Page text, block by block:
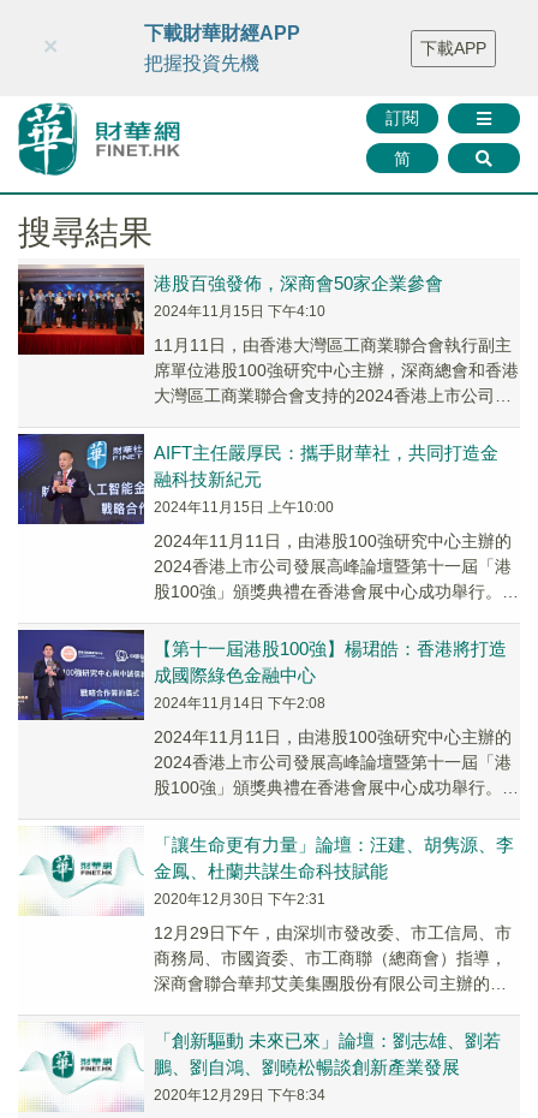
財華智庫網 FINTV FINMETA 財華證券 媒體矩陣
智庫沙龍
聯絡我們
訂閱
简
×
下載財華財經APP
把握投資先機
下載APP
搜尋結果
港股百強發佈，深商會50家企業參會
2024年11月15日 下午4:10
11月11日，由香港大灣區工商業聯合會執行副主
席單位港股100強研究中心主辦，深商總會和香港
大灣區工商業聯合會支持的2024香港上市公司發
AIFT主任嚴厚民：攜手財華社，共同打造金
融科技新紀元
2024年11月15日 上午10:00
2024年11月11日，由港股100強研究中心主辦的
2024香港上市公司發展高峰論壇暨第十一屆「港
股100強」頒獎典禮在香港會展中心成功舉行。出
【第十一屆港股100強】楊珺皓：香港將打造
成國際綠色金融中心
2024年11月14日 下午2:08
2024年11月11日，由港股100強研究中心主辦的
2024香港上市公司發展高峰論壇暨第十一屆「港
股100強」頒獎典禮在香港會展中心成功舉行。出
「讓生命更有力量」論壇：汪建、胡隽源、李
金鳳、杜蘭共謀生命科技賦能
2020年12月30日 下午2:31
12月29日下午，由深圳市發改委、市工信局、市
商務局、市國資委、市工商聯（總商會）指導，
深商會聯合華邦艾美集團股份有限公司主辦的第
際酒店舉行。
「創新驅動 未來已來」論壇：劉志雄、劉若
鵬、劉自鴻、劉曉松暢談創新產業發展
2020年12月29日 下午8:34